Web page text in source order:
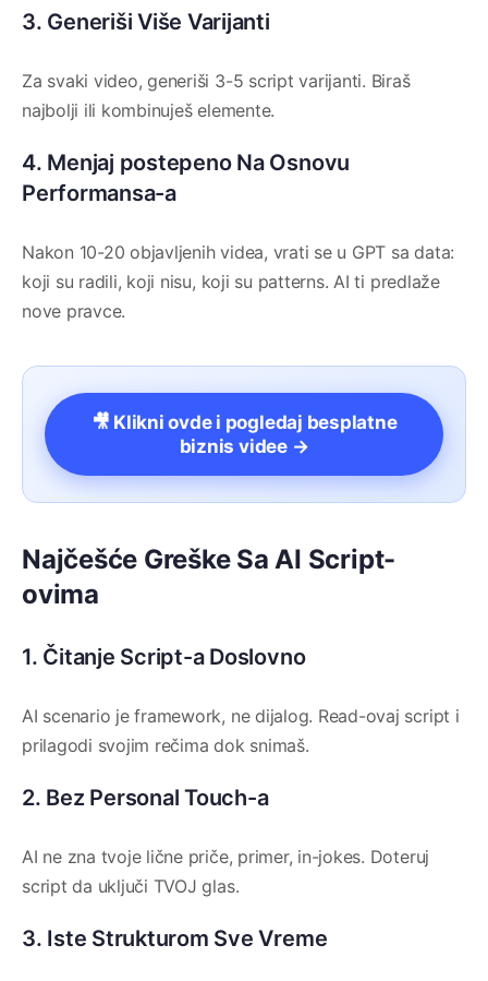
3. Generiši Više Varijanti
Za svaki video, generiši 3-5 script varijanti. Biraš
najbolji ili kombinuješ elemente.
4. Menjaj postepeno Na Osnovu
Performansa-a
Nakon 10-20 objavljenih videa, vrati se u GPT sa data:
koji su radili, koji nisu, koji su patterns. AI ti predlaže
nove pravce.
🎥 Klikni ovde i pogledaj besplatne
biznis videe →
Najčešće Greške Sa AI Script-
ovima
1. Čitanje Script-a Doslovno
AI scenario je framework, ne dijalog. Read-ovaj script i
prilagodi svojim rečima dok snimaš.
2. Bez Personal Touch-a
AI ne zna tvoje lične priče, primer, in-jokes. Doteruj
script da uključi TVOJ glas.
3. Iste Strukturom Sve Vreme